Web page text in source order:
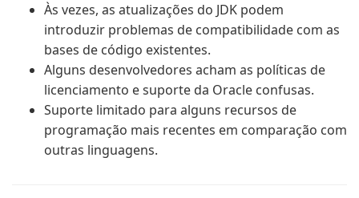
Às vezes, as atualizações do JDK podem
introduzir problemas de compatibilidade com as
bases de código existentes.
Alguns desenvolvedores acham as políticas de
licenciamento e suporte da Oracle confusas.
Suporte limitado para alguns recursos de
programação mais recentes em comparação com
outras linguagens.